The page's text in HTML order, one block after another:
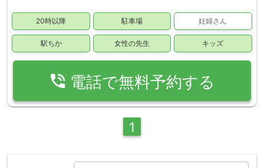
20時以降 駐車場 妊婦さん
駅ちか 女性の先生 キッズ
phone_in_talk 電話で無料予約する
1